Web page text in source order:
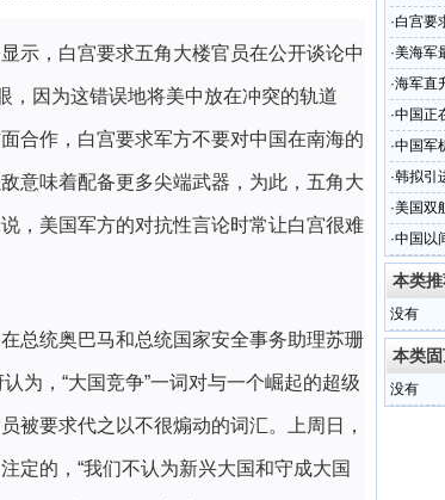
示，白宫要求五角大楼官员在公开谈论中
，因为这错误地将美中放在冲突的轨道
合作，白宫要求军方不要对中国在南海的
意味着配备更多尖端武器，为此，五角大
，美国军方的对抗性言论时常让白宫很难
总统奥巴马和总统国家安全事务助理苏珊
为，“大国竞争”一词对与一个崛起的超级
被要求代之以不很煽动的词汇。上周日，
定的，“我们不认为新兴大国和守成大国
·白宫要
·美海军
俄
·海军直
·中国正
·中国军
·韩拟引
能力
·美国双
·中国以
本类
没有
本类
没有